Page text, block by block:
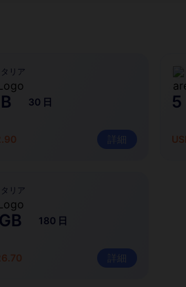
リア
30 日
詳細
5
リア
180 日
詳細